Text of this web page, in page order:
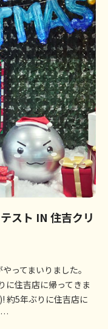
スト IN 住吉クリ
ってまいりました。
に住吉店に帰ってきま
約5年ぶりに住吉店に
…